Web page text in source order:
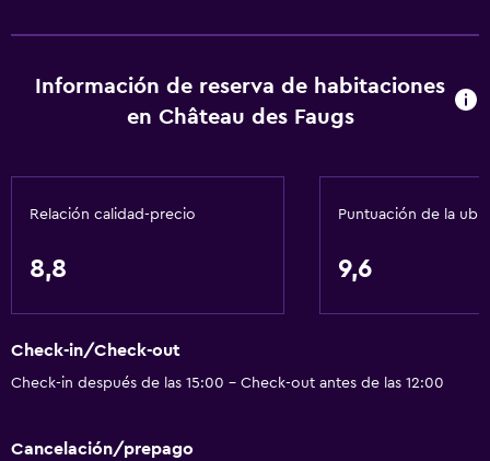
Información de reserva de habitaciones
en Château des Faugs
Relación calidad-precio
8,8
Puntuación de la
9,6
Check-in/Check-out
Check-in después de las 15:00 - Check-out antes de las 12:00
Cancelación/prepago